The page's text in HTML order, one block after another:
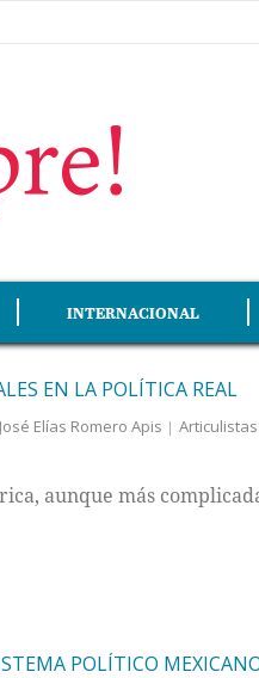
INTERNACIONAL
EN LA POLÍTICA REAL
José Elías Romero Apis Articulistas
aunque más
POLÍTICO